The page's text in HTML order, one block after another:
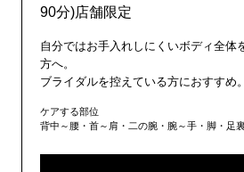
90分)店舗限定
自分ではお手入れしにくいボディ全体
方へ。
ブライダルを控えている方におすすめ。
ケアする部位
背中～腰・首～肩・二の腕・腕～手・脚・足